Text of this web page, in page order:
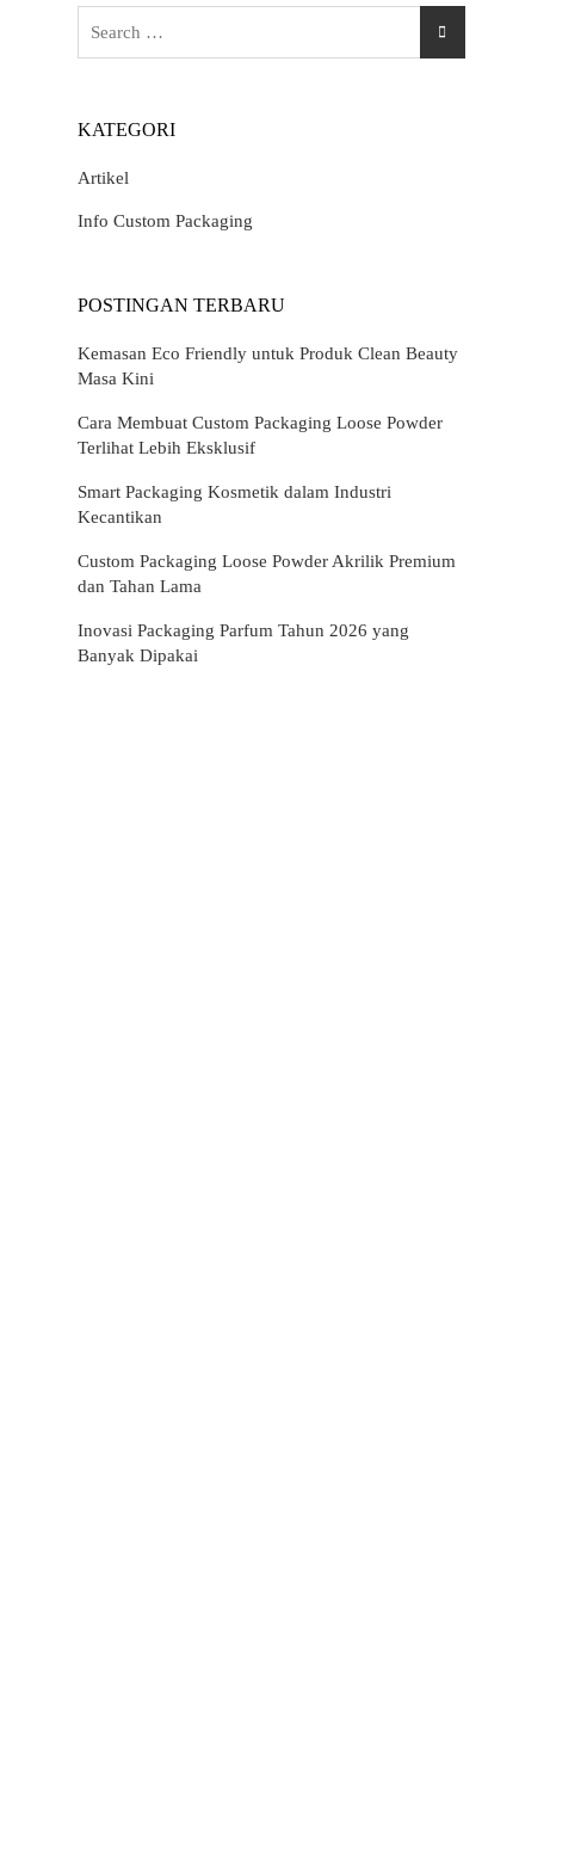
KATEGORI
Artikel
Info Custom Packaging
POSTINGAN TERBARU
Kemasan Eco Friendly untuk Produk Clean Beauty
Masa Kini
Cara Membuat Custom Packaging Loose Powder
Terlihat Lebih Eksklusif
Smart Packaging Kosmetik dalam Industri
Kecantikan
Custom Packaging Loose Powder Akrilik Premium
dan Tahan Lama
Inovasi Packaging Parfum Tahun 2026 yang
Banyak Dipakai